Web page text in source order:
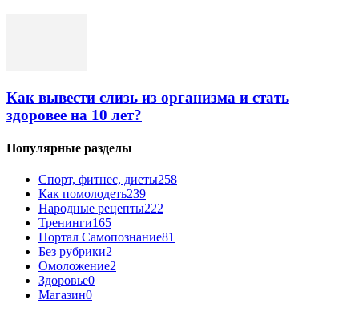
Как вывести слизь из организма и стать
здоровее на 10 лет?
Популярные разделы
Спорт, фитнес, диеты258
Как помолодеть239
Народные рецепты222
Тренинги165
Портал Самопознание81
Без рубрики2
Омоложение2
Здоровье0
Магазин0